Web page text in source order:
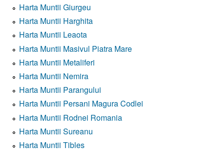
Harta Muntii Giurgeu
Harta Muntii Harghita
Harta Muntii Leaota
Harta Muntii Masivul Piatra Mare
Harta Muntii Metaliferi
Harta Muntii Nemira
Harta Muntii Parangului
Harta Muntii Persani Magura Codlei
Harta Muntii Rodnei Romania
Harta Muntii Sureanu
Harta Muntii Tibles